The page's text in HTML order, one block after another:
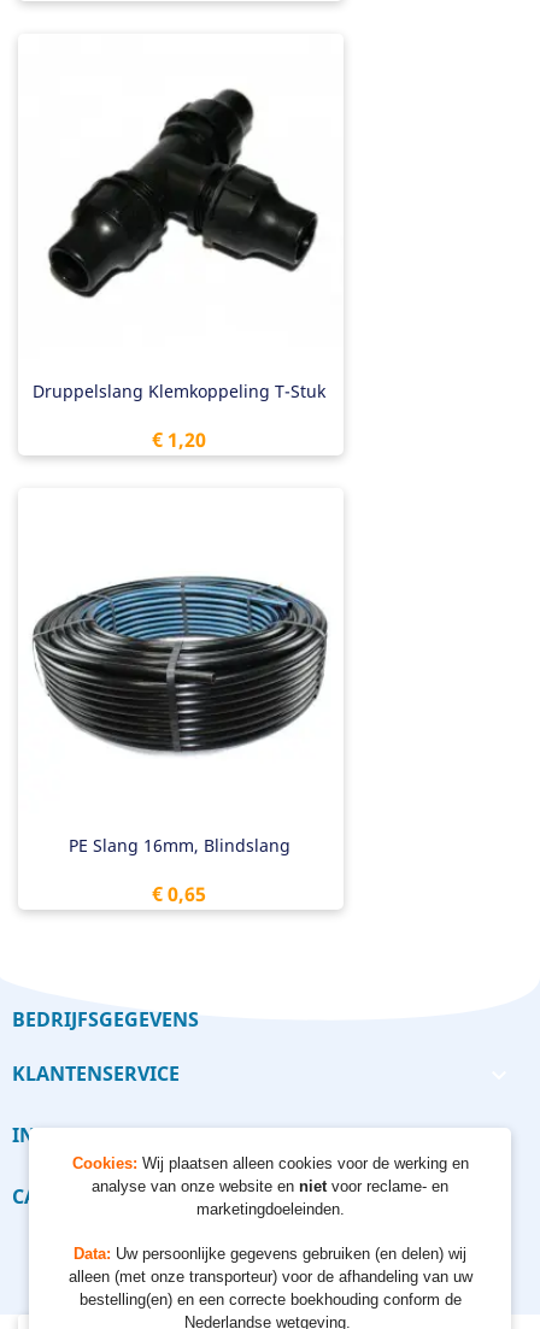
Druppelslang Klemkoppeling T-Stuk
Prijs
€ 1,20
PE Slang 16mm, Blindslang
Prijs
€ 0,65
BEDRIJFSGEGEVENS
KLANTENSERVICE
INFORMATIE 
CALCULATORS
Cookies: Wij plaatsen alleen cookies voor de werking en
analyse van onze website en nietvoor reclame- en
marketingdoeleinden.
Data: Uw persoonlijke gegevens gebruiken (en delen) wij
alleen (met onze transporteur) voor de afhandeling van uw
bestelling(en) en een correcte boekhouding conform de
Nederlandse wetgeving.